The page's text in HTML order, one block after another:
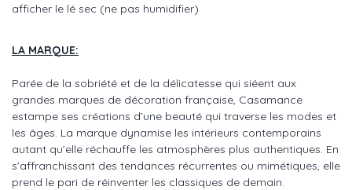
afficher le lé sec (ne pas humidifier)
LA MARQUE:
Parée de la sobriété et de la délicatesse qui siéent aux
grandes marques de décoration française, Casamance
estampe ses créations d’une beauté qui traverse les modes et
les âges. La marque dynamise les intérieurs contemporains
autant qu’elle réchauffe les atmosphères plus authentiques. En
s’affranchissant des tendances récurrentes ou mimétiques, elle
prend le pari de réinventer les classiques de demain.